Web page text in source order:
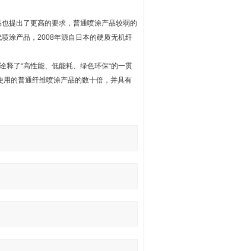
提出了更高的要求，普通喷涂产品较弱的
涂产品， 2008年源自日本的硬质无机纤
释了“高性能、低能耗、绿色环保“的一贯
的普通纤维喷涂产品的数十倍，并具有